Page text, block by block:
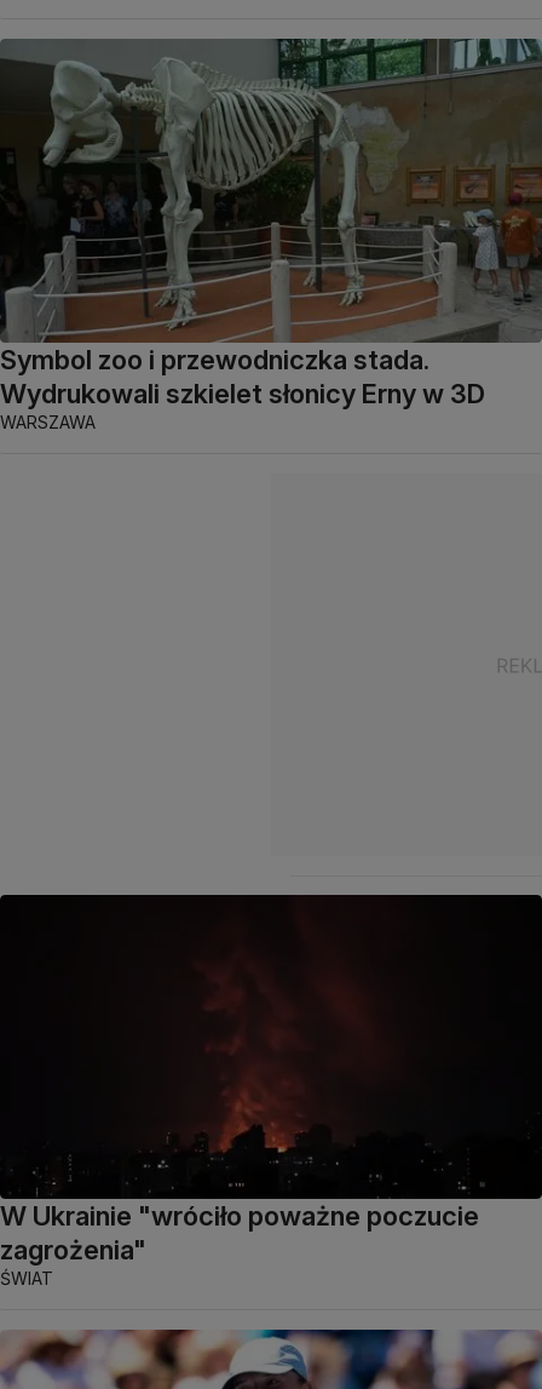
Symbol zoo i przewodniczka stada.
Wydrukowali szkielet słonicy Erny w 3D
WARSZAWA
W Ukrainie "wróciło poważne poczucie
zagrożenia"
ŚWIAT